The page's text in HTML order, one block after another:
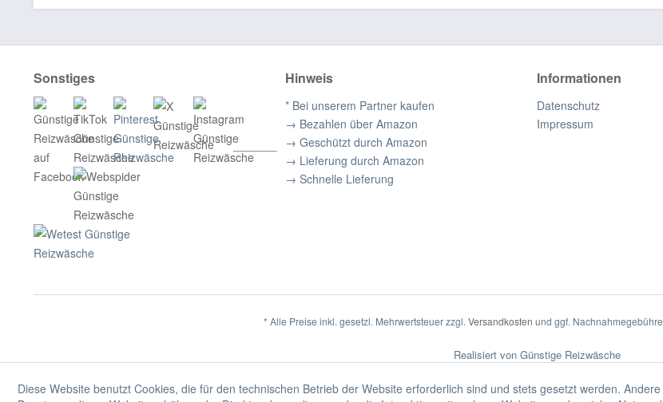
Sonstiges Hinweis
* Bei unserem Partner kaufen
→ Bezahlen über Amazon
→ Geschützt durch Amazon
→ Lieferung durch Amazon
→ Schnelle Lieferung
Informationen
Datenschutz
Impressum
* Alle Preise inkl. gesetzl. Mehrwertsteuer zzgl. Versandkosten und ggf.
Realisiert von Günstige Reizwäsche
Diese Website benutzt Cookies, die für den technischen Betrieb der Website erforderlich sind und stets gesetzt werden.